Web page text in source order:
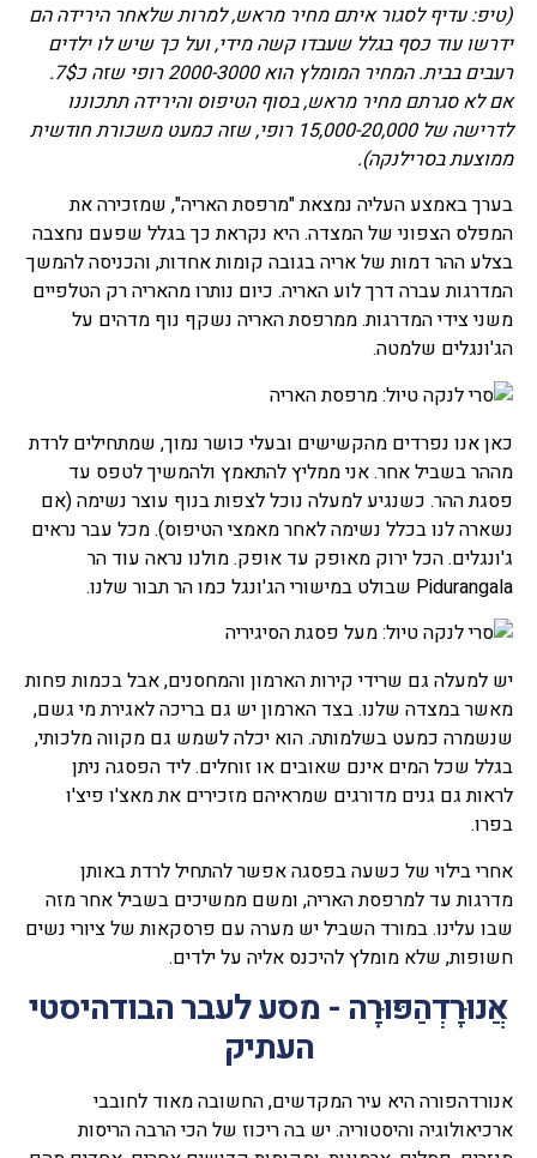
(טיפ: עדיף לסגור איתם מחיר מראש, למרות שלאחר הירידה הם
ידרשו עוד כסף בגלל שעבדו קשה מידי, ועל כך שיש לו ילדים
רעבים בבית. המחיר המומלץ הוא 2000-3000 רופי שזה כ7$.
אם לא סגרתם מחיר מראש, בסוף הטיפוס והירידה תתכוננו
לדרישה של 15,000-20,000 רופי, שזה כמעט משכורת חודשית
ממוצעת בסרילנקה).
בערך באמצע העליה נמצאת "מרפסת האריה", שמזכירה את
המפלס הצפוני של המצדה. היא נקראת כך בגלל שפעם נחצבה
בצלע ההר דמות של אריה בגובה קומות אחדות, והכניסה להמשך
המדרגות עברה דרך לוע האריה. כיום נותרו מהאריה רק הטלפיים
משני צידי המדרגות. ממרפסת האריה נשקף נוף מדהים על
הג'ונגלים שלמטה.
כאן אנו נפרדים מהקשישים ובעלי כושר נמוך, שמתחילים לרדת
מההר בשביל אחר. אני ממליץ להתאמץ ולהמשיך לטפס עד
פסגת ההר. כשנגיע למעלה נוכל לצפות בנוף עוצר נשימה (אם
נשארה לנו בכלל נשימה לאחר מאמצי הטיפוס). מכל עבר נראים
ג'ונגלים. הכל ירוק מאופק עד אופק. מולנו נראה עוד הר
Pidurangala שבולט במישורי הג'ונגל כמו הר תבור שלנו.
יש למעלה גם שרידי קירות הארמון והמחסנים, אבל בכמות פחות
מאשר במצדה שלנו. בצד הארמון יש גם בריכה לאגירת מי גשם,
שנשמרה כמעט בשלמותה. הוא יכלה לשמש גם מקווה מלכותי,
בגלל שכל המים אינם שאובים או זוחלים. ליד הפסגה ניתן
לראות גם גנים מדורגים שמראיהם מזכירים את מאצ'ו פיצ'ו
בפרו.
אחרי בילוי של כשעה בפסגה אפשר להתחיל לרדת באותן
מדרגות עד למרפסת האריה, ומשם ממשיכים בשביל אחר מזה
שבו עלינו. במורד השביל יש מערה עם פרסקאות של ציורי נשים
חשופות, שלא מומלץ להיכנס אליה על ילדים.
אֲנוּרָדְהַפּוּרָה - מסע לעבר הבודהיסטי
העתיק
אנורדהפורה היא עיר המקדשים, החשובה מאוד לחובבי
ארכיאולוגיה והיסטוריה. יש בה ריכוז של הכי הרבה הריסות